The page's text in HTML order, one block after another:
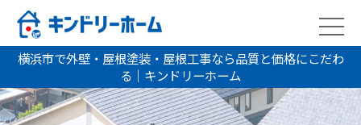
横浜市で外壁・屋根塗装・屋根工事なら品質と価格にこだわ
る｜キンドリーホーム